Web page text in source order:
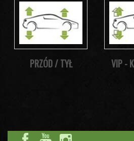
PRZÓD / TYŁ VIP -